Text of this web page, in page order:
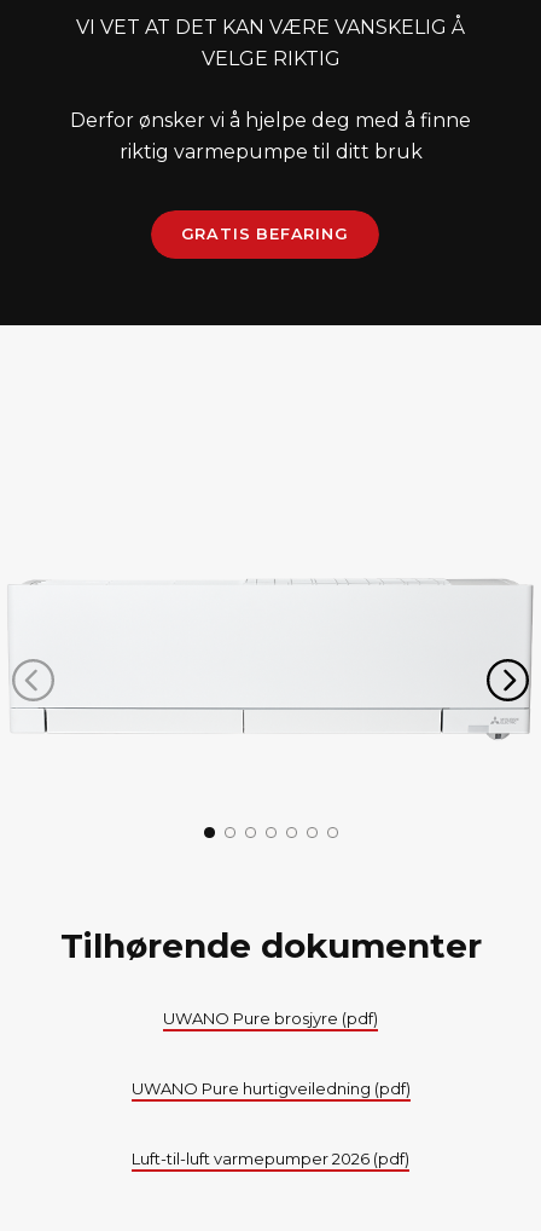
VI VET AT DET KAN VÆRE VANSKELIG Å
VELGE RIKTIG
Derfor ønsker vi å hjelpe deg med å finne
riktig varmepumpe til ditt bruk
GRATIS BEFARING
Tilhørende dokumenter
UWANO Pure brosjyre (pdf)
UWANO Pure hurtigveiledning (pdf)
Luft-til-luft varmepumper 2026 (pdf)